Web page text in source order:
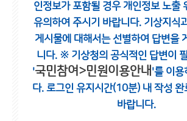
인정보가 포함될 경우 개인정보 노출
유의하여 주시기 바랍니다. 기상지식
게시물에 대해서는 선별하여 답변을
니다. ※ 기상청의 공식적인 답변이
'국민참여>민원이용안내 '를 이용
다. 로그인 유지시간(10분) 내 작성 완
바랍니다.